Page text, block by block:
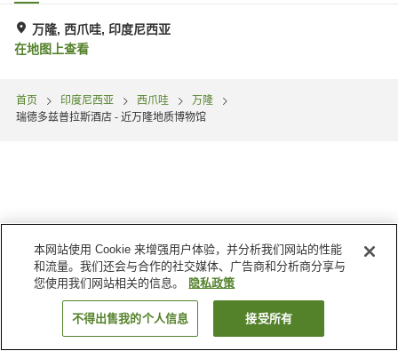
万隆, 西爪哇, 印度尼西亚
在地图上查看
首页 印度尼西亚 西爪哇
万隆
瑞德多兹普拉斯酒店 - 近万隆地质博物馆
搜索客房
本网站使用 Cookie 来增强用户体验，并分析我们网站的性能
和流量。我们还会与合作的社交媒体、广告商和分析商分享与
您使用我们网站相关的信息。
隐私政策
不得出售我的个人信息 接受所有